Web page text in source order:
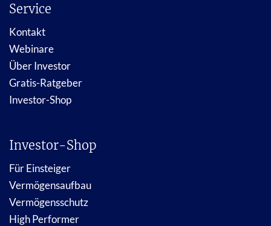
Service
Kontakt
Webinare
Über Investor
Gratis-Ratgeber
Investor-Shop
Investor-Shop
Für Einsteiger
Vermögensaufbau
Vermögensschutz
High Performer